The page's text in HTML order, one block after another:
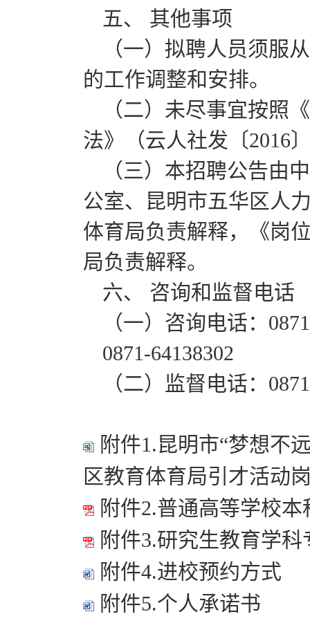
五、 其他事项
（一）拟聘人员须服
的工作调整和安排。
（二）未尽事宜按照
法》（云人社发〔2016
（三）本招聘公告由
公室、昆明市五华区人
体育局负责解释，《岗
局负责解释。
六、 咨询和监督电话
（一）咨询电话：
0871-64138302
（二）监督电话：
附件1.昆明市“梦想不
区教育体育局引才活动
附件2.普通高等学校
附件3.研究生教育学
附件4.进校预约方式
附件5.个人承诺书